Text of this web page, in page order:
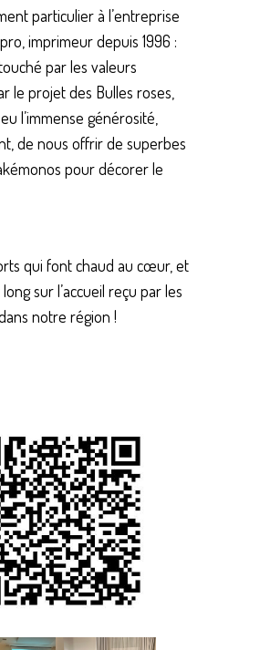
particulier à l’entreprise
imprimeur depuis 1996 :
par les valeurs
le projet des Bulles roses,
l’immense générosité,
de nous offrir de superbes
pour décorer le
qui font chaud au cœur, et
sur l’accueil reçu par les
notre région !
Save